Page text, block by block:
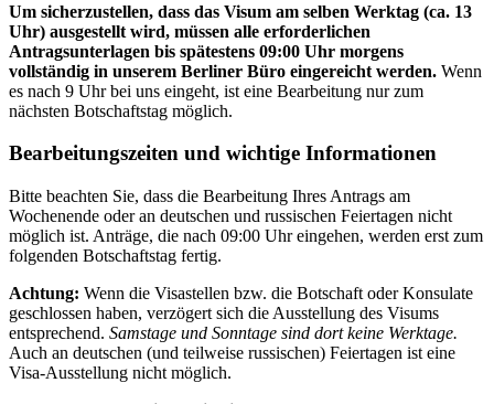
Um sicherzustellen, dass das Visum am selben Werktag (ca. 13
Uhr) ausgestellt wird, müssen alle erforderlichen
Antragsunterlagen bis spätestens 09:00 Uhr morgens
vollständig in unserem Berliner Büro eingereicht werden. Wenn
es nach 9 Uhr bei uns eingeht, ist eine Bearbeitung nur zum
nächsten Botschaftstag möglich.
Bearbeitungszeiten und wichtige Informationen
Bitte beachten Sie, dass die Bearbeitung Ihres Antrags am
Wochenende oder an deutschen und russischen Feiertagen nicht
möglich ist. Anträge, die nach 09:00 Uhr eingehen, werden erst zum
folgenden Botschaftstag fertig.
Achtung: Wenn die Visastellen bzw. die Botschaft oder Konsulate
geschlossen haben, verzögert sich die Ausstellung des Visums
entsprechend. Samstage und Sonntage sind dort keine Werktage.
Auch an deutschen (und teilweise russischen) Feiertagen ist eine
Visa-Ausstellung nicht möglich.